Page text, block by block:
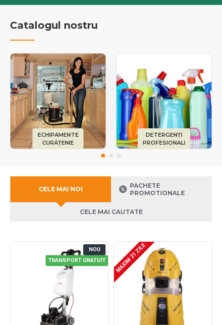
Catalogul nostru
ECHIPAMENTE
CURĂȚENIE
DETERGENȚI
PROFESIONALI
CELE MAI NOI
PACHETE
PROMOTIONALE
CELE MAI CAUTATE
NOU
TRANSPORT GRATUIT
MAXIM 21 ZILE